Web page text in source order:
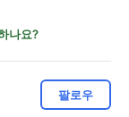
나요?
팔로우